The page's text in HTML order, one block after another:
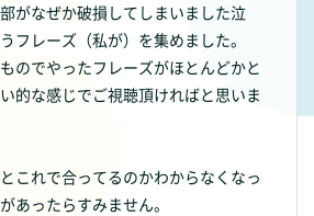
がなぜか破損してしまいました泣
フレーズ（私が）を集めました。
のでやったフレーズがほとんどかと
的な感じでご視聴頂ければと思いま
これで合ってるのかわからなくなっ
あったらすみません。